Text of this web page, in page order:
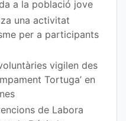
a la població jove
una activitat
per a participants
vigilen des
Tortuga’ en
de Labora